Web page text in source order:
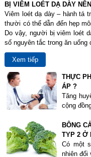
BỊ VIÊM LOÉT DẠ DÀY
Viêm loét dạ dày – hành tá
thười có thể dẫn đến hẹp
Do vậy, người bị viêm loét
số nguyên tắc trong ăn uống
Xem tiếp
THỰC
ÁP ?
Tăng
cộng
BÔNG
TYP 2 Ở
Có một
nhiên